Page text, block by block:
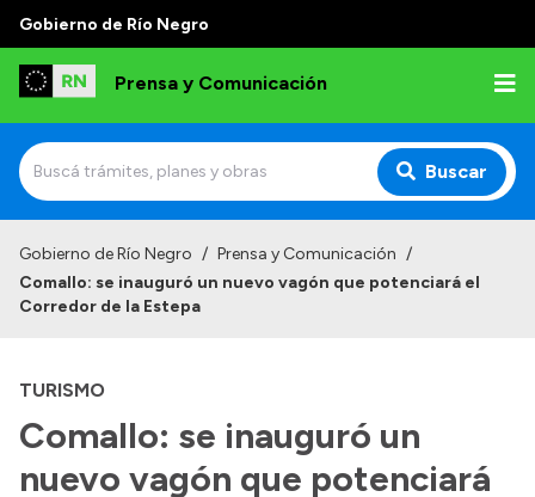
Gobierno de Río Negro
Prensa y Comunicación
Buscar
Institucional
Referentes de prensa
Archivo de noticias
Gobierno de Río Negro / Prensa y Comunicación /
Comallo: se inauguró un nuevo vagón que potenciará el
Corredor de la Estepa
TURISMO
Comallo: se inauguró un
nuevo vagón que potenciará